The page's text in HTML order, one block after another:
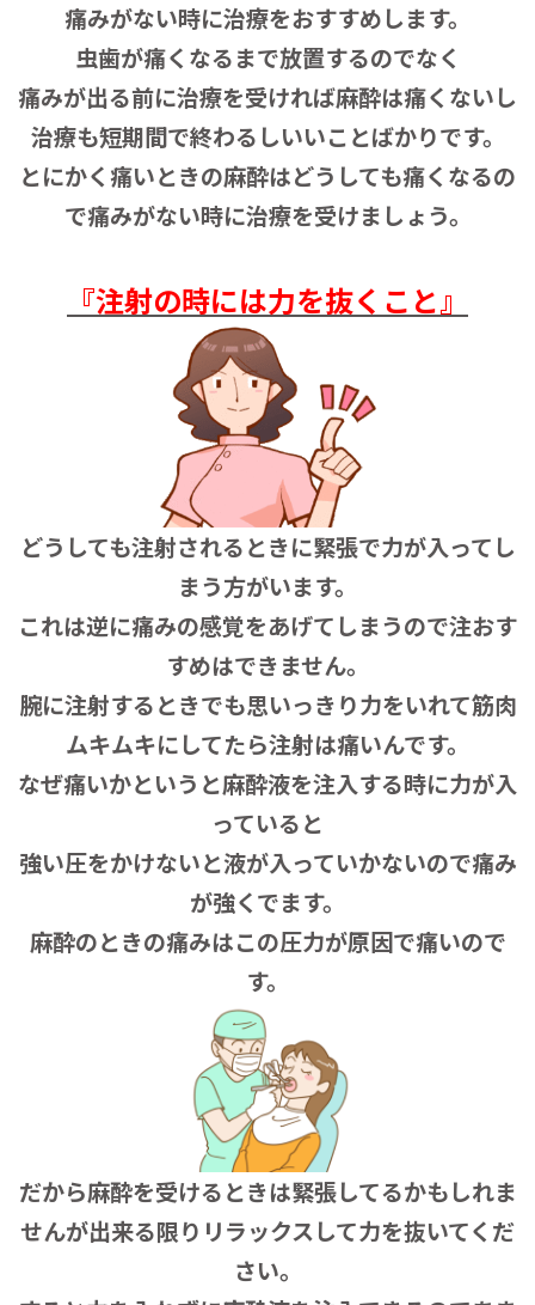
痛みがない時に治療をおすすめします。
虫歯が痛くなるまで放置するのでなく
痛みが出る前に治療を受ければ麻酔は痛くないし
治療も短期間で終わるしいいことばかりです。
とにかく痛いときの麻酔はどうしても痛くなるの
で痛みがない時に治療を受けましょう。
『注射の時には力を抜くこと』
どうしても注射されるときに緊張で力が入ってし
まう方がいます。
これは逆に痛みの感覚をあげてしまうので注おす
すめはできません。
腕に注射するときでも思いっきり力をいれて筋肉
ムキムキにしてたら注射は痛いんです。
なぜ痛いかというと麻酔液を注入する時に力が入
っていると
強い圧をかけないと液が入っていかないので痛み
が強くでます。
麻酔のときの痛みはこの圧力が原因で痛いので
す。
だから麻酔を受けるときは緊張してるかもしれま
せんが出来る限りリラックスして力を抜いてくだ
さい。